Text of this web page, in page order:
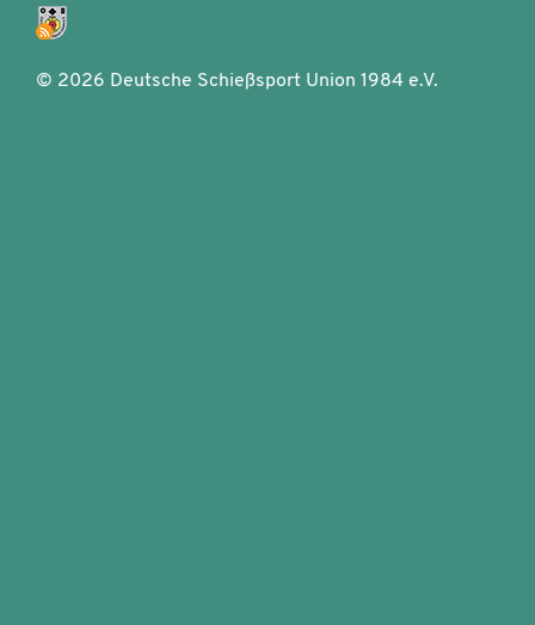
© 2026 Deutsche Schießsport Union 1984 e.V.